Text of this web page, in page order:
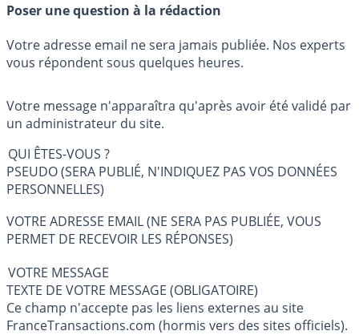
Poser une question à la rédaction
Votre adresse email ne sera jamais publiée. Nos experts
vous répondent sous quelques heures.
Votre message n'apparaîtra qu'après avoir été validé par
un administrateur du site.
QUI ÊTES-VOUS ?
PSEUDO (SERA PUBLIÉ, N'INDIQUEZ PAS VOS DONNÉES
PERSONNELLES)
VOTRE ADRESSE EMAIL (NE SERA PAS PUBLIÉE, VOUS
PERMET DE RECEVOIR LES RÉPONSES)
VOTRE MESSAGE
TEXTE DE VOTRE MESSAGE (OBLIGATOIRE)
Ce champ n'accepte pas les liens externes au site
FranceTransactions.com (hormis vers des sites officiels).